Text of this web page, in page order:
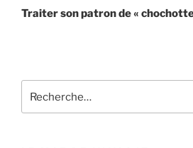
suivant
Traiter son patron de «
pour